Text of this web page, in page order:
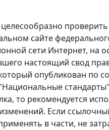
сайте
сети Интернет, на
настоящий свод
опубликован по
то рекомендуется
Если
в части, не